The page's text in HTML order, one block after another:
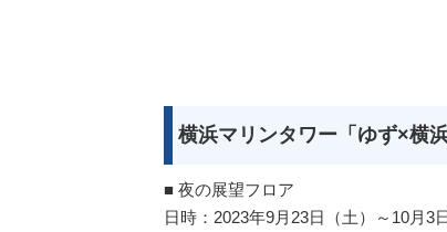
横浜マリンタワー「ゆず×横浜
■ 夜の展望フロア
日時：2023年9月23日（土）～10月3